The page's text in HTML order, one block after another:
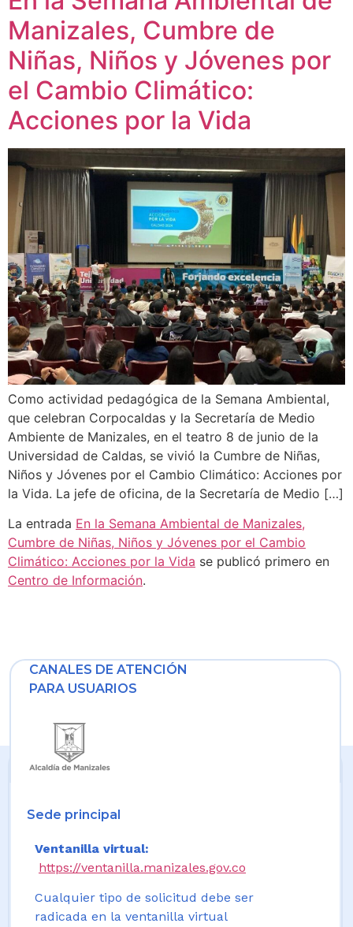
Manizales, Cumbre de
Niñas, Niños y Jóvenes por
el Cambio Climático:
Acciones por la Vida
Como actividad pedagógica de la Semana Ambiental,
que celebran Corpocaldas y la Secretaría de Medio
Ambiente de Manizales, en el teatro 8 de junio de la
Universidad de Caldas, se vivió la Cumbre de Niñas,
Niños y Jóvenes por el Cambio Climático: Acciones por
la Vida. La jefe de oficina, de la Secretaría de Medio […]
La entrada En la Semana Ambiental de Manizales,
Cumbre de Niñas, Niños y Jóvenes por el Cambio
Climático: Acciones por la Vida se publicó primero en
Centro de Información.
CANALES DE ATENCIÓN
PARA USUARIOS
Sede principal
Ventanilla virtual:
https://ventanilla.manizales.gov.co
Cualquier tipo de solicitud debe ser
radicada en la ventanilla virtual